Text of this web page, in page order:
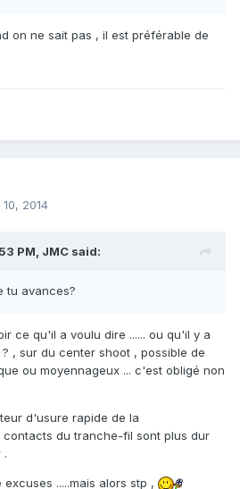
on ne sait pas , il est préférable de
2014
PM, JMC said:
tu avances?
ce qu'il a voulu dire ...... ou qu'il y a
, sur du center shoot , possible de
ou moyennageux ... c'est obligé non
d'usure rapide de la
du tranche-fil sont plus dur
.
.....mais alors stp ,